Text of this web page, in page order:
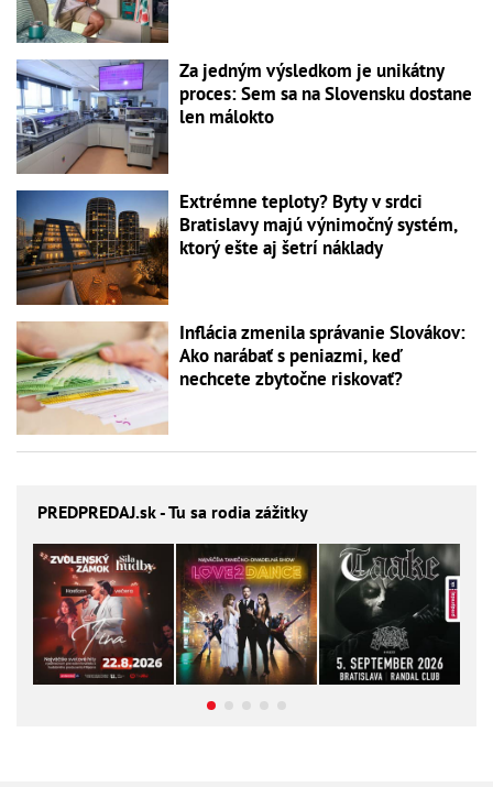
Za jedným výsledkom je unikátny
proces: Sem sa na Slovensku dostane
len málokto
Extrémne teploty? Byty v srdci
Bratislavy majú výnimočný systém,
ktorý ešte aj šetrí náklady
Inflácia zmenila správanie Slovákov:
Ako narábať s peniazmi, keď
nechcete zbytočne riskovať?
PREDPREDAJ.sk - Tu sa rodia zážitky